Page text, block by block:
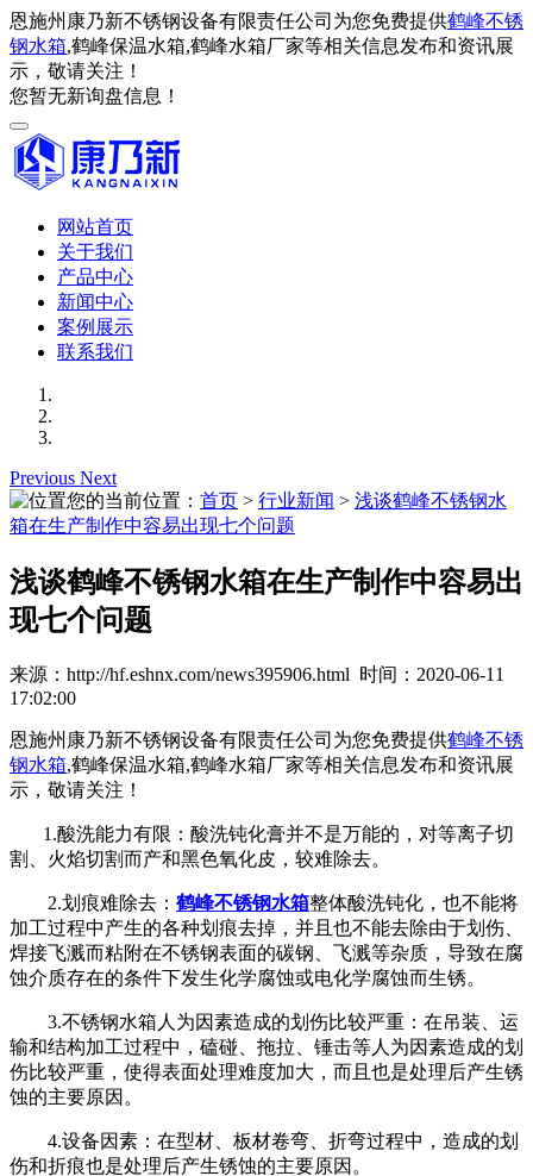
恩施州康乃新不锈钢设备有限责任公司为您免费提供鹤峰不锈
钢水箱,鹤峰保温水箱,鹤峰水箱厂家等相关信息发布和资讯展
示，敬请关注！
您暂无新询盘信息！
网站首页
关于我们
产品中心
新闻中心
案例展示
联系我们
Previous Next
您的当前位置： 首页 > 行业新闻 > 浅谈鹤峰不锈钢水
箱在生产制作中容易出现七个问题
浅谈鹤峰不锈钢水箱在生产制作中容易出
现七个问题
来源：http://hf.eshnx.com/news395906.html 时间：2020-06-11
17:02:00
恩施州康乃新不锈钢设备有限责任公司为您免费提供鹤峰不锈
钢水箱,鹤峰保温水箱,鹤峰水箱厂家等相关信息发布和资讯展
示，敬请关注！
1.酸洗能力有限：酸洗钝化膏并不是万能的，对等离子切
割、火焰切割而产和黑色氧化皮，较难除去。
2.划痕难除去： 鹤峰不锈钢水箱整体酸洗钝化，也不能将
加工过程中产生的各种划痕去掉，并且也不能去除由于划伤、
焊接飞溅而粘附在不锈钢表面的碳钢、飞溅等杂质，导致在腐
蚀介质存在的条件下发生化学腐蚀或电化学腐蚀而生锈。
3.不锈钢水箱人为因素造成的划伤比较严重：在吊装、运
输和结构加工过程中，磕碰、拖拉、锤击等人为因素造成的划
伤比较严重，使得表面处理难度加大，而且也是处理后产生锈
蚀的主要原因。
4.设备因素：在型材、板材卷弯、折弯过程中，造成的划
伤和折痕也是处理后产生锈蚀的主要原因。